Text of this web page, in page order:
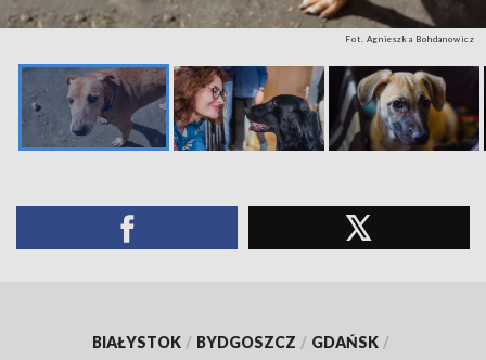
Fot. Agnieszka Bohdanowicz
BIAŁYSTOK / BYDGOSZCZ / GDAŃSK /